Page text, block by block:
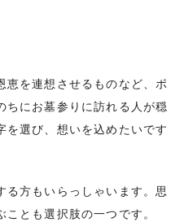
恵を連想させるものなど、ポ
ちにお墓参りに訪れる人が穏
を選び、想いを込めたいです
る方もいらっしゃいます。思
とも選択肢の一つです。